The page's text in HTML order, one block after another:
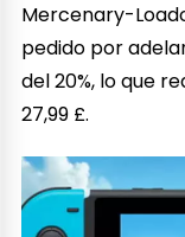
Mercenary-
pedido por
del 20%, lo que
27,99 £.